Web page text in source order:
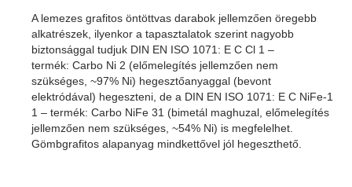
A lemezes grafitos öntöttvas darabok jellemzően öregebb
alkatrészek, ilyenkor a tapasztalatok szerint nagyobb
biztonsággal tudjuk DIN EN ISO 1071: E C Cl 1 –
termék: Carbo Ni 2 (előmelegítés jellemzően nem
szükséges, ~97% Ni) hegesztőanyaggal (bevont
elektródával) hegeszteni, de a DIN EN ISO 1071: E C NiFe-1
1 – termék: Carbo NiFe 31 (bimetál maghuzal, előmelegítés
jellemzően nem szükséges, ~54% Ni) is megfelelhet.
Gömbgrafitos alapanyag mindkettővel jól hegeszthető.